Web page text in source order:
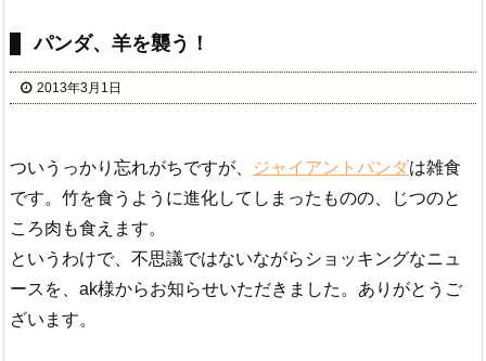
パンダ、羊を襲う！
2013年3月1日
ついうっかり忘れがちですが、 ジャイアントパンダは雑食
です。竹を食うように進化してしまったものの、じつのと
ころ肉も食えます。
というわけで、不思議ではないながらショッキングなニュ
ースを、ak様からお知らせいただきました。ありがとうご
ざいます。